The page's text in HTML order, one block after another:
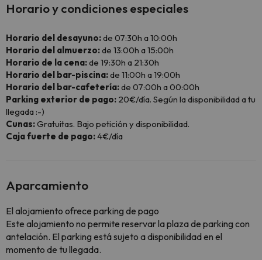
Horario y condiciones especiales
Horario del desayuno:de 07:30h a 10:00h
Horario del almuerzo:de 13:00h a 15:00h
Horario de la cena:de 19:30h a 21:30h
Horario del bar-piscina:de 11:00h a 19:00h
Horario del bar-cafetería:de 07:00h a 00:00h
Parking exterior de pago: 20€/día. Según la disponibilidad a tu
llegada :-)
Cunas:Gratuitas. Bajo petición y disponibilidad.
Caja fuerte de pago:4€/día
Aparcamiento
El alojamiento ofrece parking de pago
Este alojamiento no permite reservar la plaza de parking con
antelación. El parking está sujeto a disponibilidad en el
momento de tu llegada.